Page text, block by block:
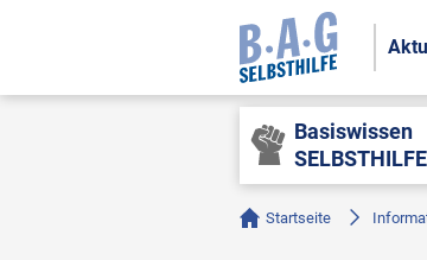
Basiswissen
SELBSTHILFE
Startseite